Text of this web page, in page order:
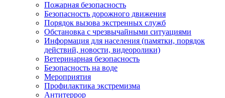
Пожарная безопасность
Безопасность дорожного движения
Порядок вызова экстренных служб
Обстановка с чрезвычайными ситуациями
Информация для населения (памятки, порядок
действий, новости, видеоролики)
Ветеринарная безопасность
Безопасность на воде
Мероприятия
Профилактика экстремизма
Антитеррор